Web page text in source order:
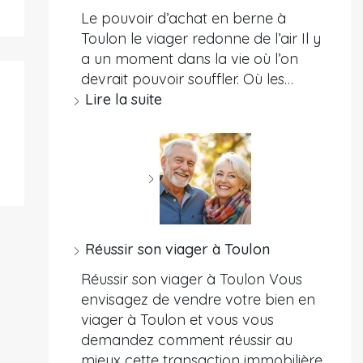
Le pouvoir d’achat en berne à
Toulon le viager redonne de l’air Il y
a un moment dans la vie où l’on
devrait pouvoir souffler. Où les…
Lire la suite
Réussir son viager à Toulon
Réussir son viager à Toulon Vous
envisagez de vendre votre bien en
viager à Toulon et vous vous
demandez comment réussir au